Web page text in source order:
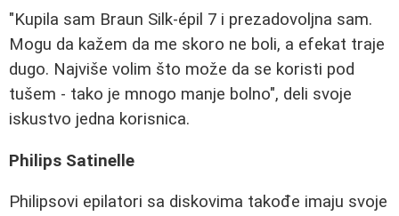
"Kupila sam Braun Silk-épil 7 i prezadovoljna sam.
Mogu da kažem da me skoro ne boli, a efekat traje
dugo. Najviše volim što može da se koristi pod
tušem - tako je mnogo manje bolno", deli svoje
iskustvo jedna korisnica.
Philips Satinelle
Philipsovi epilatori sa diskovima takođe imaju svoje